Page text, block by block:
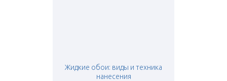
Жидкие обои: виды и техника
нанесения